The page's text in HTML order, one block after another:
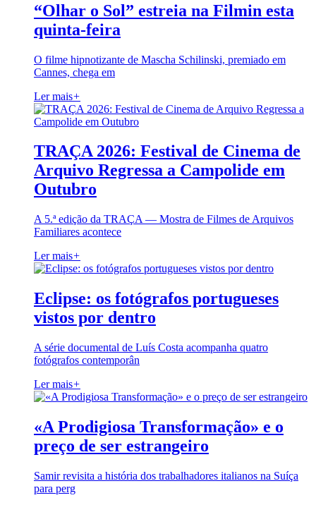
“Olhar o Sol” estreia na Filmin esta
quinta-feira
O filme hipnotizante de Mascha Schilinski, premiado em
Cannes, chega em
Ler mais+
TRAÇA 2026: Festival de Cinema de
Arquivo Regressa a Campolide em
Outubro
A 5.ª edição da TRAÇA — Mostra de Filmes de Arquivos
Familiares acontece
Ler mais+
Eclipse: os fotógrafos portugueses
vistos por dentro
A série documental de Luís Costa acompanha quatro
fotógrafos contemporân
Ler mais+
«A Prodigiosa Transformação» e o
preço de ser estrangeiro
Samir revisita a história dos trabalhadores italianos na Suíça
para perg